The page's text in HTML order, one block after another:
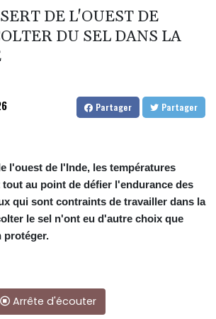
DE L'OUEST DE
DU SEL DANS LA
Partager Partager
l'ouest de l'Inde, les températures
tout au point de défier l'endurance des
qui sont contraints de travailler dans la
le sel n'ont eu d'autre choix que
protéger.
Arrête d'écouter